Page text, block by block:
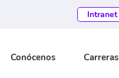
Conócenos Carreras